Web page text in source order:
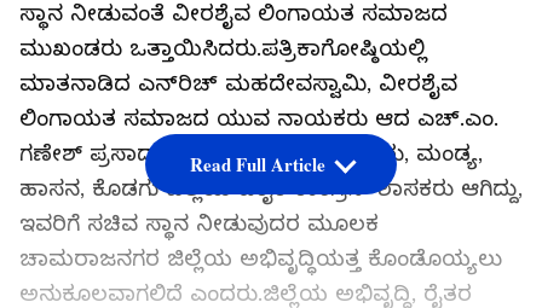
ಸ್ಥಾನ ನೀಡುವಂತೆ ವೀರಶೈವ ಲಿಂಗಾಯತ ಸಮಾಜದ
ಮುಖಂಡರು ಒತ್ತಾಯಿಸಿದರು.ಪತ್ರಿಕಾಗೋಷ್ಠಿಯಲ್ಲಿ
ಮಾತನಾಡಿದ ಎನ್‌ರಿಚ್ ಮಹದೇವಸ್ವಾಮಿ, ವೀರಶೈವ
ಲಿಂಗಾಯತ ಸಮಾಜದ ಯುವ ನಾಯಕರು ಆದ ಎಚ್.ಎಂ.
ಗಣೇಶ್ ಪ್ರಸಾದ್‌ ಚಾಮರಾಜನಗರ, ಮೈಸೂರು, ಮಂಡ್ಯ,
ಹಾಸನ, ಕೊಡಗು ಜಿಲ್ಲೆಯ ಏಕೈಕ ಕಾಂಗ್ರೆಸ್ ಶಾಸಕರು ಆಗಿದ್ದು,
ಇವರಿಗೆ ಸಚಿವ ಸ್ಥಾನ ನೀಡುವುದರ ಮೂಲಕ
ಚಾಮರಾಜನಗರ ಜಿಲ್ಲೆಯ ಅಭಿವೃದ್ಧಿಯತ್ತ ಕೊಂಡೊಯ್ಯಲು
ಅನುಕೂಲವಾಗಲಿದೆ ಎಂದರು.ಜಿಲ್ಲೆಯ ಅಭಿವೃದ್ಧಿ, ರೈತರ
Read Full Article